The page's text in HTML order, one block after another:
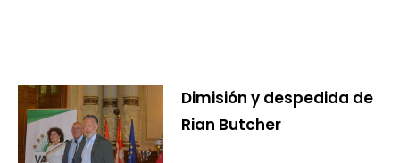
Dimisión y despedida de
Rian Butcher